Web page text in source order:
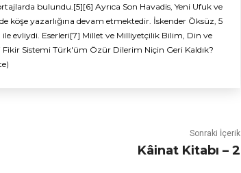
bulundu.[5][6] Ayrıca Son Havadis, Yeni Ufuk ve
köşe yazarlığına devam etmektedir. İskender Öksüz, 5
evliydi. Eserleri[7] Millet ve Milliyetçilik Bilim, Din ve
Sistemi Türk'üm Özür Dilerim Niçin Geri Kaldık?
Sonraki İçerik
Kâinat Kitabı – 2